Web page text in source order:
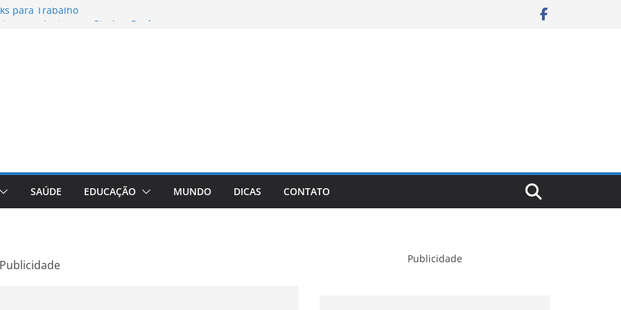
para Trabalho
de Fotos e Vídeos: A Chave para a
Comprehensive Review of the
Loss Pill
SAÚDE EDUCAÇÃO MUNDO DICAS CONTATO
Publicidade Publicidade